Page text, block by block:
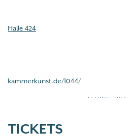
Halle 424
kammerkunst.de/1044/
TICKETS